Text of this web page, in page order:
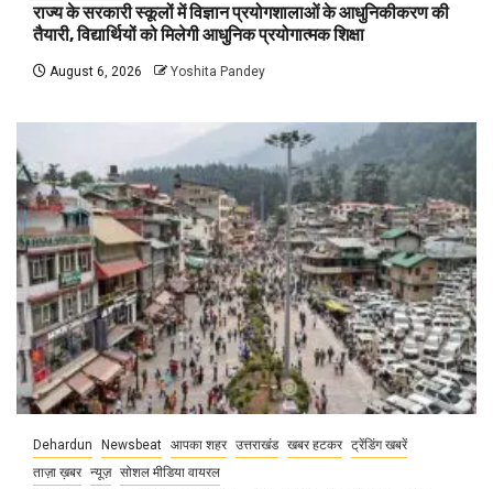
राज्य के सरकारी स्कूलों में विज्ञान प्रयोगशालाओं के आधुनिकीकरण की
तैयारी, विद्यार्थियों को मिलेगी आधुनिक प्रयोगात्मक शिक्षा
August 6, 2026 Yoshita Pandey
Dehardun Newsbeat आपका शहर उत्तराखंड खबर हटकर ट्रेंडिंग खबरें
ताज़ा ख़बर न्यूज़ सोशल मीडिया वायरल